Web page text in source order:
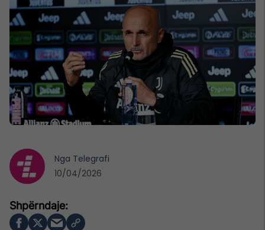
Nga Telegrafi
10/04/2026